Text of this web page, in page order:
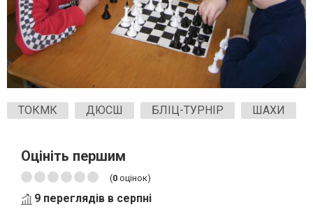
ТОКМК ДЮСШ БЛІЦ-ТУРНІР ШАХИ
Оцініть першим
(0 оцінок)
9 переглядів в серпні